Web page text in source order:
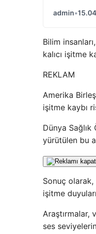
admin•
Bilim
kalıcı işitme
REKLAM
Amerika
işitme kaybı
Dünya
yürütülen bu
Sonuç
işitme
Araştırmalar,
ses